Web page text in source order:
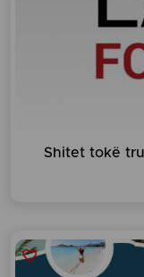
Shitet tokë